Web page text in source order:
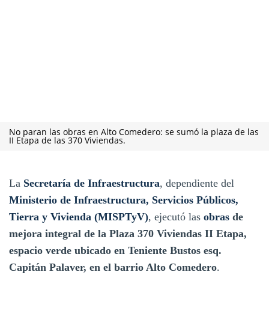
No paran las obras en Alto Comedero: se sumó la plaza de las
II Etapa de las 370 Viviendas.
La Secretaría de Infraestructura, dependiente del
Ministerio de Infraestructura, Servicios Públicos,
Tierra y Vivienda (MISPTyV), ejecutó las obras de
mejora integral de la Plaza 370 Viviendas II Etapa,
espacio verde ubicado en Teniente Bustos esq.
Capitán Palaver, en el barrio Alto Comedero.